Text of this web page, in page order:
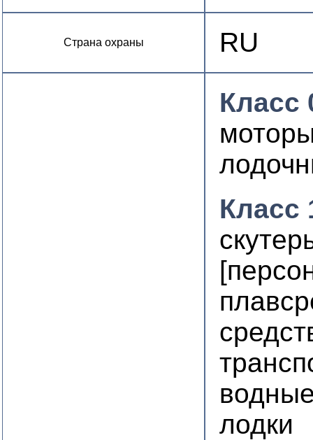
Страна охраны RU
Класс
Класс
лодки